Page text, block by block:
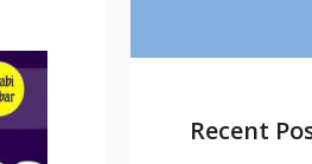
Recent